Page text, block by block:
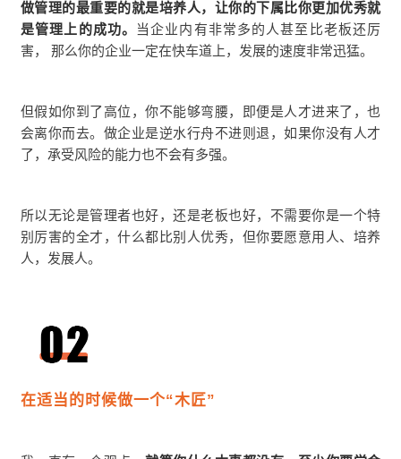
做管理的最重要的就是培养人，让你的下属比你更加优秀就
是管理上的成功。
当企业内有非常多的人甚至比老板还厉
害， 那么你的企业一定在快车道上，发展的速度非常迅猛。
但假如你到了高位，你不能够弯腰，即便是人才进来了，也
会离你而去。做企业是逆水行舟不进则退，如果你没有人才
了，承受风险的能力也不会有多强。
所以无论是管理者也好，还是老板也好，不需要你是一个特
别厉害的全才，什么都比别人优秀，但你要愿意用人、培养
人，发展人。
在适当的时候做一个“木匠”